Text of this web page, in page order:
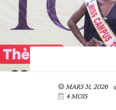
MARS 31, 2026
4 MOIS